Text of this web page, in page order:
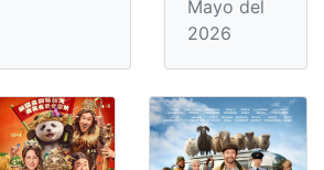
Mayo del
2026